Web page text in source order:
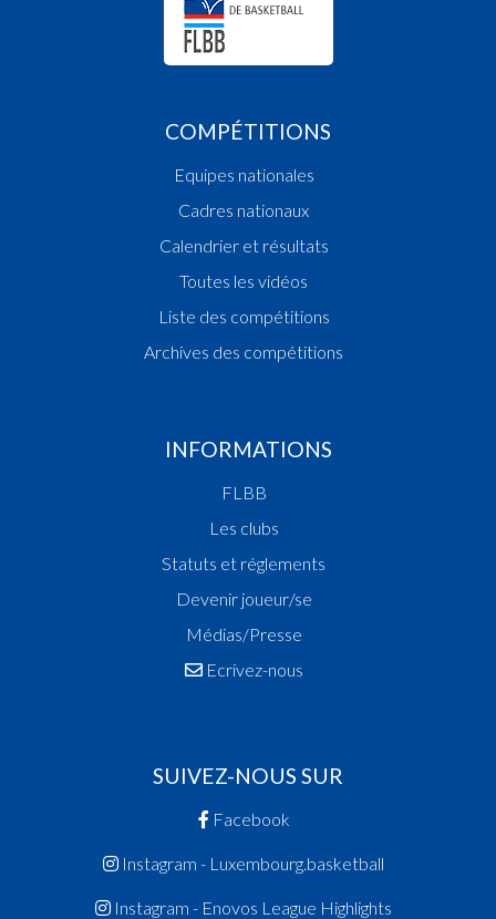
COMPÉTITIONS
Equipes nationales
Cadres nationaux
Calendrier et résultats
Toutes les vidéos
Liste des compétitions
Archives des compétitions
INFORMATIONS
FLBB
Les clubs
Statuts et réglements
Devenir joueur/se
Médias/Presse
Ecrivez-nous
SUIVEZ-NOUS SUR
Facebook
Instagram - Luxembourg.basketball
Instagram - Enovos League Highlights